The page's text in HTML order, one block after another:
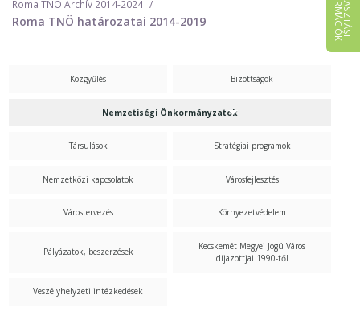
V
Á
L
A
S
Z
T
Á
S
I
N
F
O
R
M
Á
C
I
Ó
Roma TNÖ Archív 2014-2024
Roma TNÖ határozatai 2014-2019
Közgyűlés Bizottságok
Nemzetiségi Önkormányzatok
Társulások Stratégiai programok
Nemzetközi kapcsolatok Városfejlesztés
Várostervezés Környezetvédelem
Pályázatok, beszerzések
Kecskemét Megyei Jogú Város
díjazottjai 1990-től
Veszélyhelyzeti intézkedések